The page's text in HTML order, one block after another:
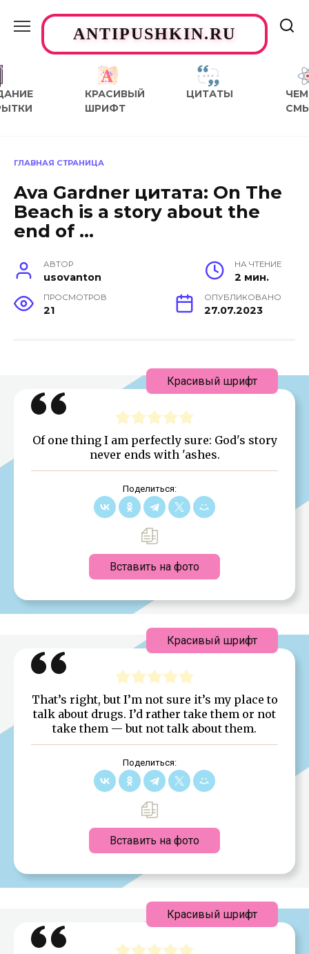
содержаниюANTIPUSHKIN.RU
КРАСИВЫЙ
ШРИФТ
ЦИТАТЫ
ЧЕМ
ГЛАВНАЯ СТРАНИЦА
Ava Gardner цитата: On The
Beach is a story about the
end of …
АВТОР
usovanton
НА ЧТЕНИЕ
2 мин.
ПРОСМОТРОВ
21
ОПУБЛИКОВАНО
27.07.2023
Of one thing I am perfectly sure: God's story
never ends with 'ashes.
Поделиться:
Вставить на фото
Красивый шрифт
That’s right, but I’m not sure it’s my place to
talk about drugs. I’d rather take them or not
take them — but not talk about them.
Поделиться:
Вставить на фото
Красивый шрифт
Красивый шрифт